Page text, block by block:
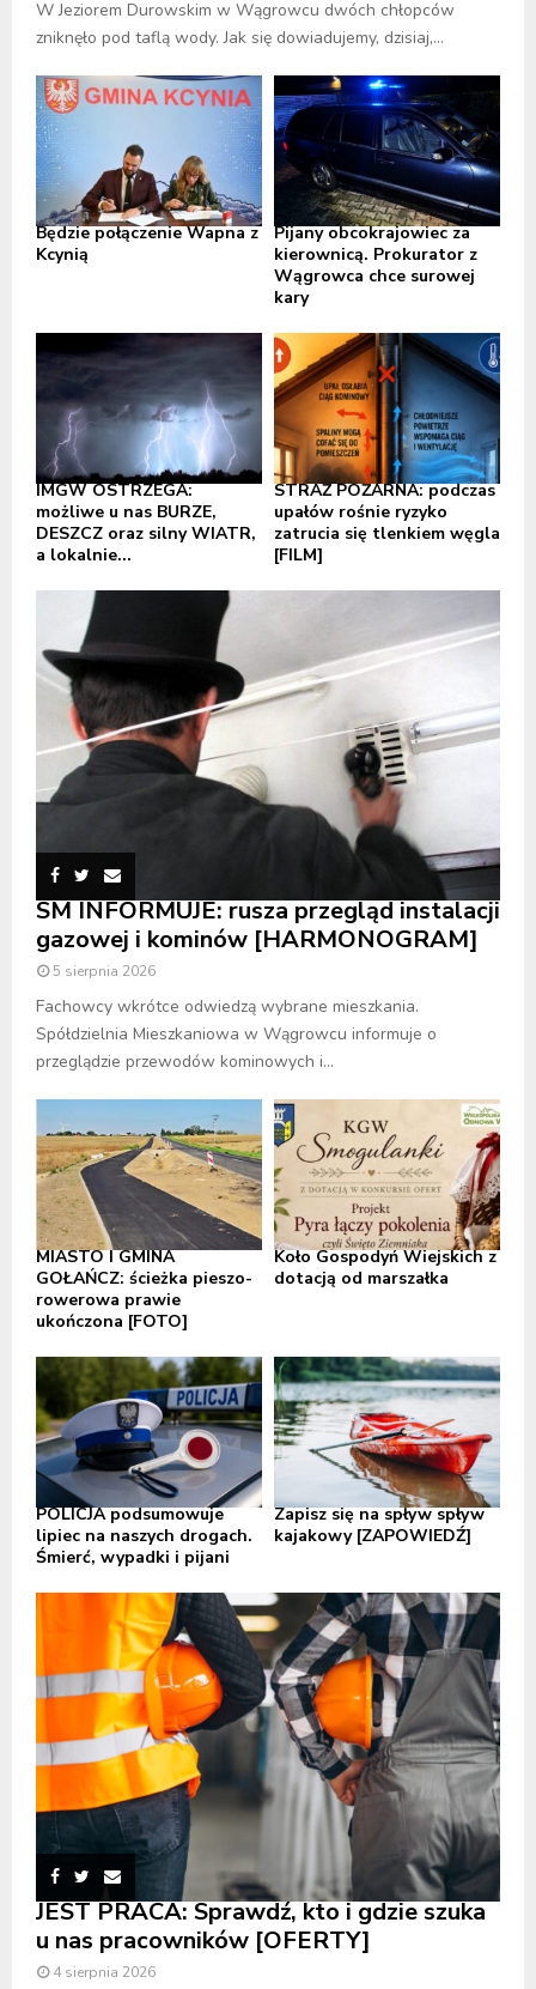
W Jeziorem Durowskim w Wągrowcu dwóch chłopców
zniknęło pod taflą wody. Jak się dowiadujemy, dzisiaj,...
Będzie połączenie Wapna z
Kcynią
Pijany obcokrajowiec za
kierownicą. Prokurator z
Wągrowca chce surowej
kary
IMGW OSTRZEGA:
możliwe u nas BURZE,
DESZCZ oraz silny WIATR,
a lokalnie...
STRAŻ POŻARNA: podczas
upałów rośnie ryzyko
zatrucia się tlenkiem węgla
[FILM]
SM INFORMUJE: rusza przegląd instalacji
gazowej i kominów [HARMONOGRAM]
5 sierpnia 2026
Fachowcy wkrótce odwiedzą wybrane mieszkania.
Spółdzielnia Mieszkaniowa w Wągrowcu informuje o
przeglądzie przewodów kominowych i...
MIASTO I GMINA
GOŁAŃCZ: ścieżka pieszo-
rowerowa prawie
ukończona [FOTO]
Koło Gospodyń Wiejskich z
dotacją od marszałka
POLICJA podsumowuje
lipiec na naszych drogach.
Śmierć, wypadki i pijani
Zapisz się na spływ spływ
kajakowy [ZAPOWIEDŹ]
JEST PRACA: Sprawdź, kto i gdzie szuka
u nas pracowników [OFERTY]
4 sierpnia 2026